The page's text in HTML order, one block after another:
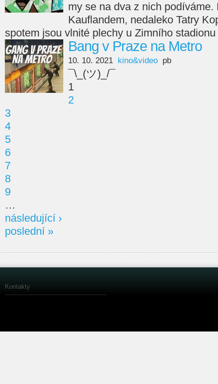
my se na dva z nich
Kauflandem, nedaleko Tatry
spotem jsou vlnité plechy u Zimního
Bang v Praze na Metro
10. 10. 2021 kino&video pb
¯\_(ツ)_/¯
1
2
3
4
5
6
7
8
9
…
následující ›
poslední »
Kontakty